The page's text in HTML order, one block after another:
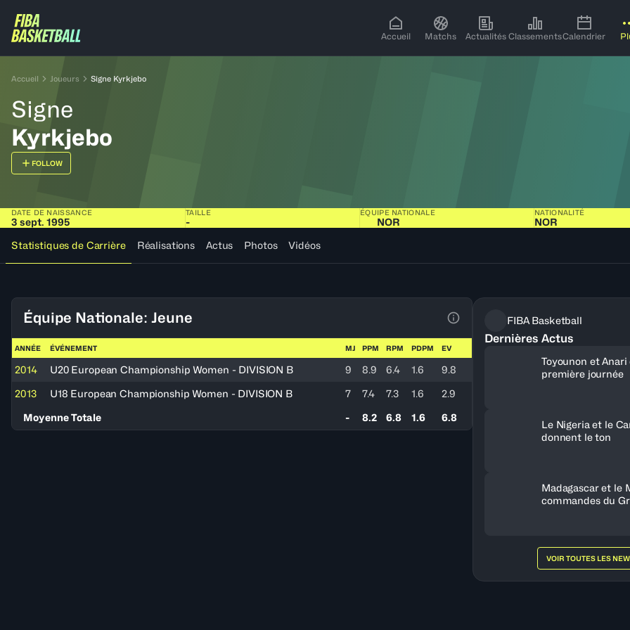
Accueil Matchs Actualités ClassementsCalendrier
Accueil Joueurs Signe Kyrkjebo
Signe
Kyrkjebo
FOLLOW
DATE DE NAISSANCE
3 sept. 1995
TAILLE
-
ÉQUIPE NATIONALE
NOR
NATIONALITÉ
NOR
Statistiques de Carrière
Réalisations Actus Photos Vidéos
Équipe Nationale: Jeune
Voir la Légende du Tableau
ANNÉE ÉVÉNEMENT MJ PPM RPM PDPM EV
2014 U20 European Championship Women - DIVISION B 9 8.9 6.4 1.6
9.8
2013
U18 European Championship Women - DIVISION B 7 7.4 7.3 1.6
2.9
Moyenne Totale
- 8.2 6.8 1.6 6.8
FIBA Basketball
Dernières Actus
Toyounon et
première journée
Le Nigeria et le
donnent le ton
Madagascar et le
commandes du
VOIR TOUTES LES